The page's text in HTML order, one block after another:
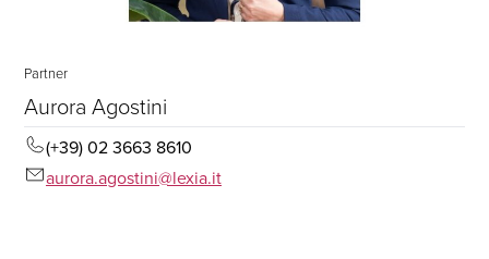
Partner
Aurora Agostini
(+39) 02 3663 8610
aurora.agostini@lexia.it